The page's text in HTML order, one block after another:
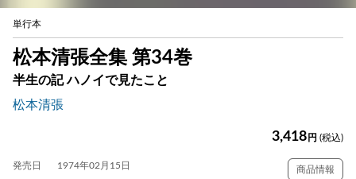
単行本
松本清張全集 第34巻
半生の記 ハノイで見たこと
松本清張
3,418 円 (税込)
発売日 1974年02月15日 商品情報